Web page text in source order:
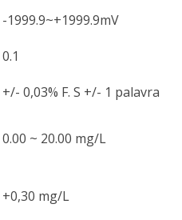
-1999.9~+1999.9mV
0.1
+/- 0,03% F. S +/- 1 palavra
0.00 ~ 20.00 mg/L
+0,30 mg/L